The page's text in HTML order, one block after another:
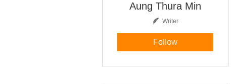
Aung Thura Min
Writer
Follow